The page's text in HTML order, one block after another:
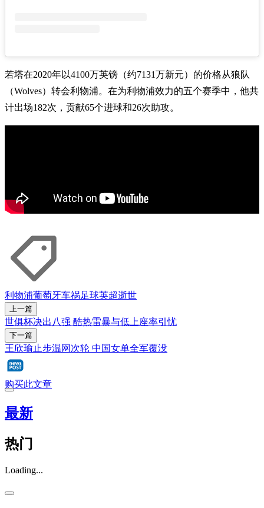
若塔在2020年以4100万英镑（约7131万新元）的价格从狼队
（Wolves）转会利物浦。在为利物浦效力的五个赛季中，他共
计出场182次，贡献65个进球和26次助攻。
利物浦葡萄牙车祸足球英超逝世
上一篇
世俱杯决出八强 酷热雷暴与低上座率引忧
下一篇
王欣瑜止步温网次轮 中国女单全军覆没
购买此文章
最新
热门
Loading...